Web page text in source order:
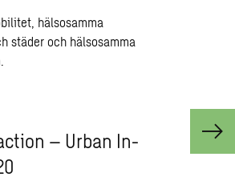
hälsosamma
städer och hälsosamma
– Urban In­